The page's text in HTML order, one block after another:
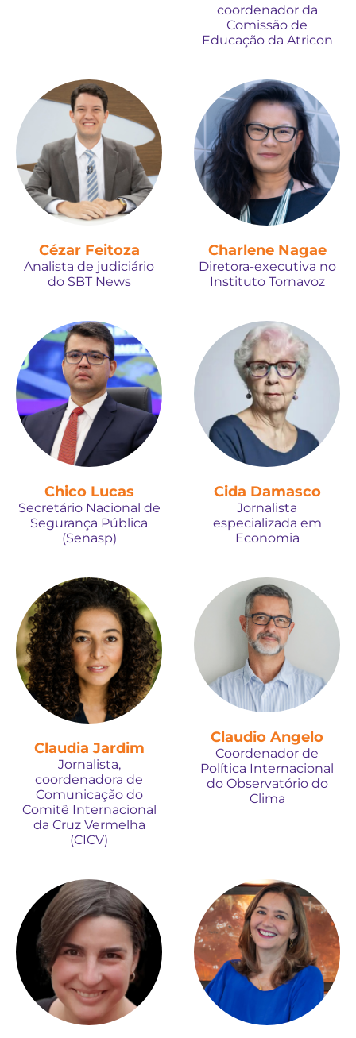
coordenador da
Comissão de
Educação da Atricon
Cézar Feitoza
Analista de judiciário
do SBT News
Charlene Nagae
Diretora-executiva no
Instituto Tornavoz
Chico Lucas
Secretário Nacional de
Segurança Pública
(Senasp)
Cida Damasco
Jornalista
especializada em
Economia
Claudia Jardim
Jornalista,
coordenadora de
Comunicação do
Comitê Internacional
da Cruz Vermelha
(CICV)
Claudio Angelo
Coordenador de
Política Internacional
do Observatório do
Clima